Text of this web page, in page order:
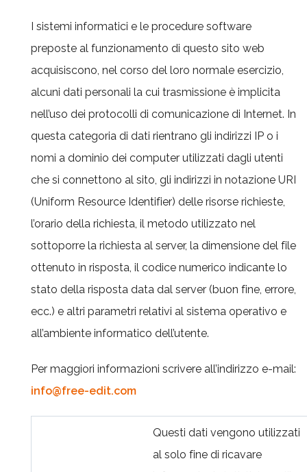
I sistemi informatici e le procedure software
preposte al funzionamento di questo sito web
acquisiscono, nel corso del loro normale esercizio,
alcuni dati personali la cui trasmissione è implicita
nell’uso dei protocolli di comunicazione di Internet. In
questa categoria di dati rientrano gli indirizzi IP o i
nomi a dominio dei computer utilizzati dagli utenti
che si connettono al sito, gli indirizzi in notazione URI
(Uniform Resource Identifier) delle risorse richieste,
l’orario della richiesta, il metodo utilizzato nel
sottoporre la richiesta al server, la dimensione del file
ottenuto in risposta, il codice numerico indicante lo
stato della risposta data dal server (buon fine, errore,
ecc.) e altri parametri relativi al sistema operativo e
all’ambiente informatico dell’utente.
Per maggiori informazioni scrivere all’indirizzo e-mail:
info@free-edit.com
Questi dati vengono utilizzati
al solo fine di ricavare